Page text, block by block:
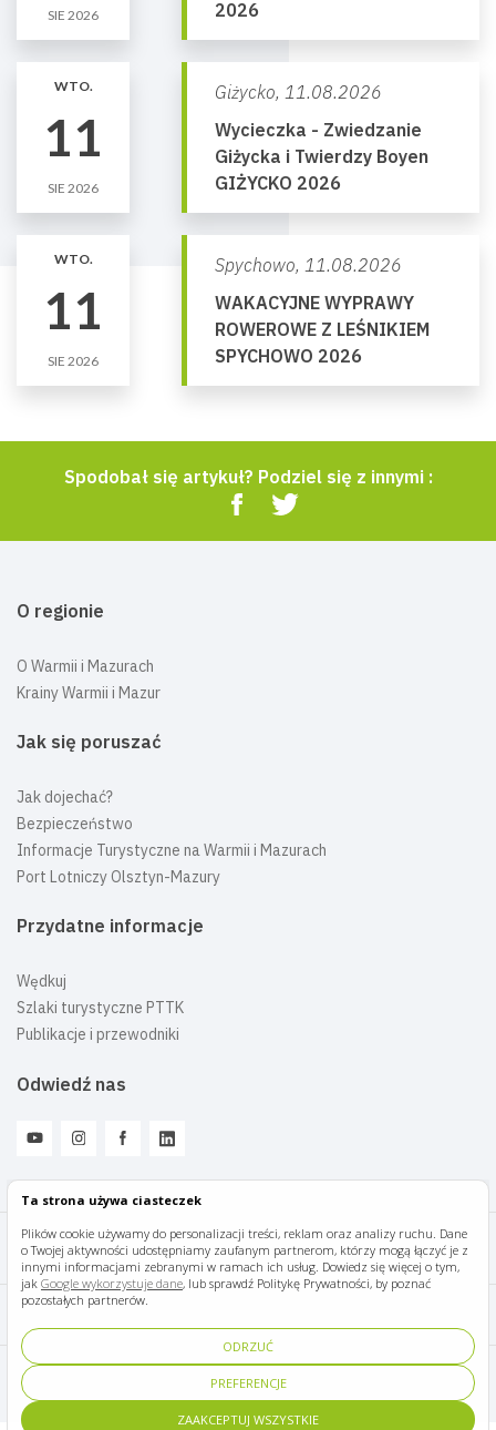
Ta strona używa ciasteczek
Plików cookie używamy do personalizacji treści, reklam oraz analizy ruchu. Dane
o Twojej aktywności udostępniamy zaufanym partnerom, którzy mogą łączyć je z
innymi informacjami zebranymi w ramach ich usług. Dowiedz się więcej o tym,
jak Google wykorzystuje dane, lub sprawdź Politykę Prywatności, by poznać
pozostałych partnerów.
ODRZUĆ
PREFERENCJE
ZAAKCEPTUJ WSZYSTKIE
SIE 2026
2026
WTO.
11
SIE 2026
Giżycko, 11.08.2026
Wycieczka - Zwiedzanie
Giżycka i Twierdzy Boyen
GIŻYCKO 2026
WTO.
11
SIE 2026
Spychowo, 11.08.2026
WAKACYJNE WYPRAWY
ROWEROWE Z LEŚNIKIEM
SPYCHOWO 2026
Spodobał się artykuł? Podziel się z innymi :
O regionie
O Warmii i Mazurach
Krainy Warmii i Mazur
Jak się poruszać
Jak dojechać?
Bezpieczeństwo
Informacje Turystyczne na Warmii i Mazurach
Port Lotniczy Olsztyn-Mazury
Przydatne informacje
Wędkuj
Szlaki turystyczne PTTK
Publikacje i przewodniki
Odwiedź nas
Mazury Travel © 2026
Polityka prywatności